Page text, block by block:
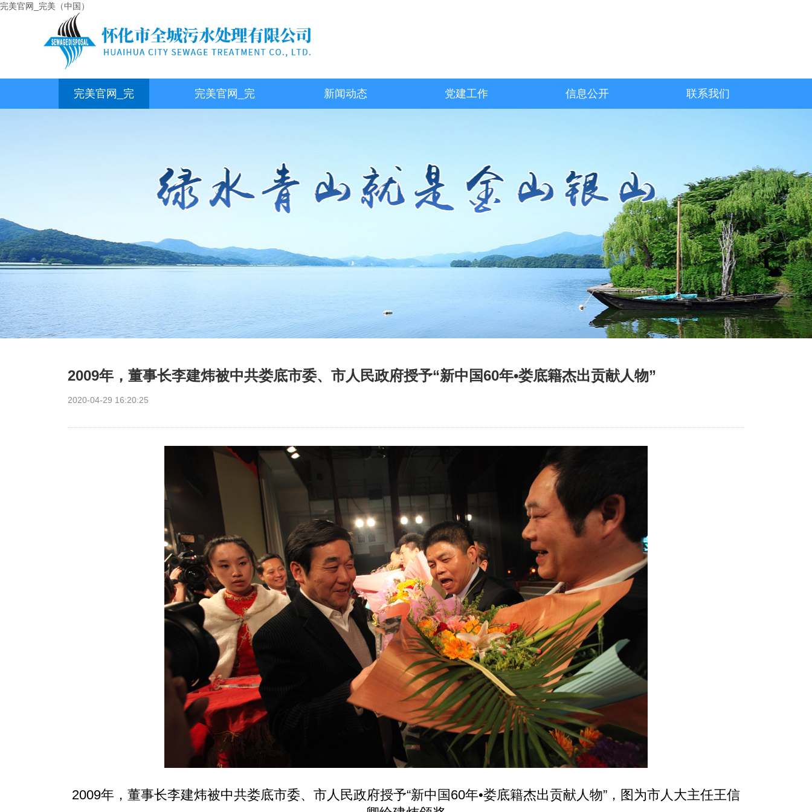
完美官网_完美（中国）
完美官网_完 完美官网_完 新闻动态 党建工作 信息公开 联系我们
2009年，董事长李建炜被中共娄底市委、市人民政府授予“新中国60年•娄底籍杰出贡献人物”
2020-04-29 16:20:25
2009年，董事长李建炜被中共娄底市委、市人民政府授予“新中国60年•娄底籍杰出贡献人物”，图为市人大主任王信